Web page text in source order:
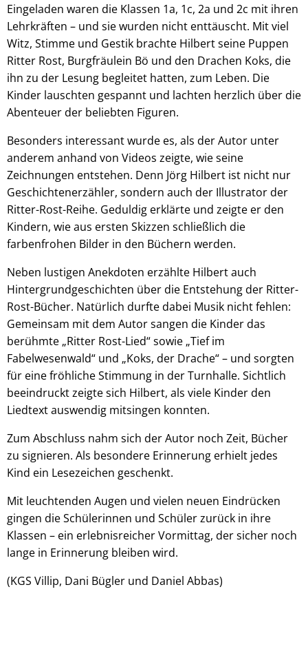
Eingeladen waren die Klassen 1a, 1c, 2a und 2c mit ihren
Lehrkräften – und sie wurden nicht enttäuscht. Mit viel
Witz, Stimme und Gestik brachte Hilbert seine Puppen
Ritter Rost, Burgfräulein Bö und den Drachen Koks, die
ihn zu der Lesung begleitet hatten, zum Leben. Die
Kinder lauschten gespannt und lachten herzlich über die
Abenteuer der beliebten Figuren.
Besonders interessant wurde es, als der Autor unter
anderem anhand von Videos zeigte, wie seine
Zeichnungen entstehen. Denn Jörg Hilbert ist nicht nur
Geschichtenerzähler, sondern auch der Illustrator der
Ritter-Rost-Reihe. Geduldig erklärte und zeigte er den
Kindern, wie aus ersten Skizzen schließlich die
farbenfrohen Bilder in den Büchern werden.
Neben lustigen Anekdoten erzählte Hilbert auch
Hintergrundgeschichten über die Entstehung der Ritter-
Rost-Bücher. Natürlich durfte dabei Musik nicht fehlen:
Gemeinsam mit dem Autor sangen die Kinder das
berühmte „Ritter Rost-Lied“ sowie „Tief im
Fabelwesenwald“ und „Koks, der Drache“ – und sorgten
für eine fröhliche Stimmung in der Turnhalle. Sichtlich
beeindruckt zeigte sich Hilbert, als viele Kinder den
Liedtext auswendig mitsingen konnten.
Zum Abschluss nahm sich der Autor noch Zeit, Bücher
zu signieren. Als besondere Erinnerung erhielt jedes
Kind ein Lesezeichen geschenkt.
Mit leuchtenden Augen und vielen neuen Eindrücken
gingen die Schülerinnen und Schüler zurück in ihre
Klassen – ein erlebnisreicher Vormittag, der sicher noch
lange in Erinnerung bleiben wird.
(KGS Villip, Dani Bügler und Daniel Abbas)